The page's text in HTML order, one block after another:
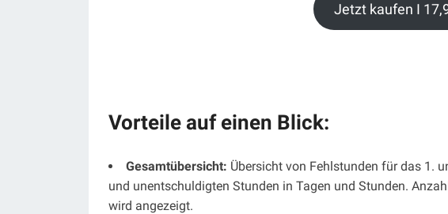
Jetzt kaufen I
Vorteile auf einen Blick:
Gesamtübersicht: Übersicht von Fehlstunden für das 1.
und unentschuldigten Stunden in Tagen und Stunden.
wird angezeigt.